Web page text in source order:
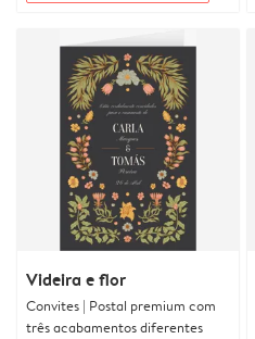
Videira e flor
Convites | Postal premium com
três acabamentos diferentes